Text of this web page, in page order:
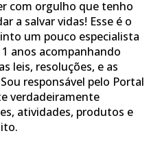
com orgulho que tenho
a salvar vidas! Esse é o
um pouco especialista
anos acompanhando
leis, resoluções, e as
responsável pelo Portal
verdadeiramente
atividades, produtos e